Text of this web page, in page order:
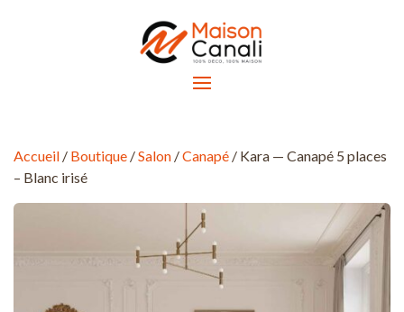
Accueil / Boutique /Salon /Canapé / Kara — Canapé 5 places
– Blanc irisé